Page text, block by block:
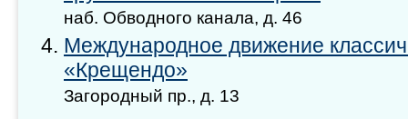
наб. Обводного канала, д. 46
Международное движение
«Крещендо»
Загородный пр., д. 13